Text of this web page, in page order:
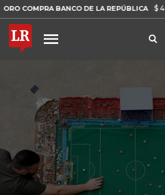
BANCO DE LA REPÚBLICA $ 408.498,97